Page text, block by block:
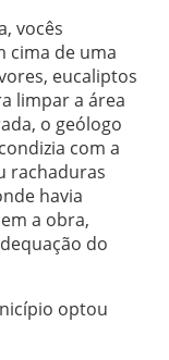
vocês
cima de uma
eucaliptos
limpar a área
o geólogo
com a
rachaduras
havia
a obra,
do
optou